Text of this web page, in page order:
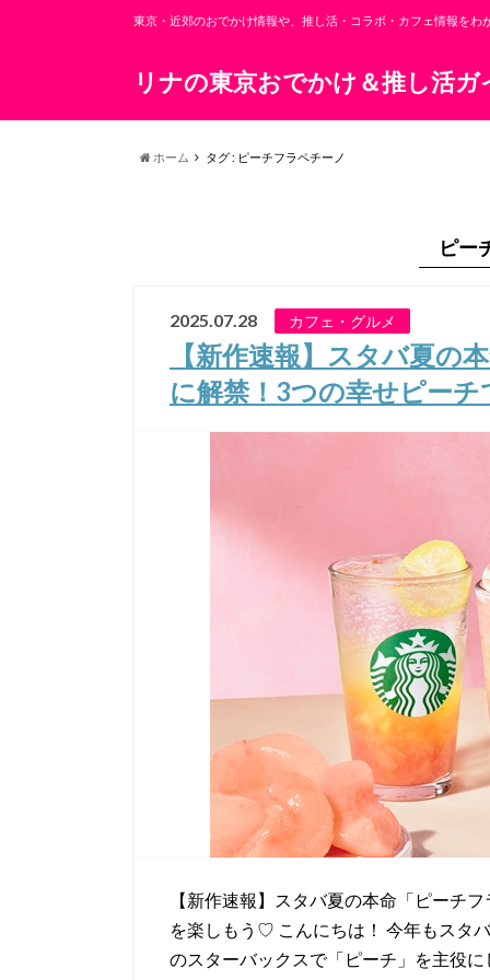
リナの東京おでかけ＆推し活ガ
東京・近郊のおでかけ情報や、推し活・コラボ・カフェ情報を
ホーム タグ : ピーチフラペチーノ
ピー
2025.07.28 カフェ・グルメ
【新作速報】スタバ夏の
に解禁！3つの幸せピー
【新作速報】スタバ夏の本命「ピーチ
を楽しもう♡ こんにちは！ 今年もスタ
のスターバックスで「ピーチ」を主役